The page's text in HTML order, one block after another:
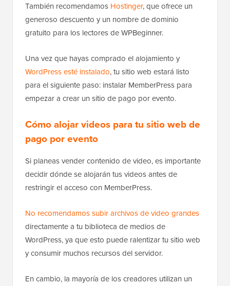
También recomendamos Hostinger, que ofrece un
generoso descuento y un nombre de dominio
gratuito para los lectores de WPBeginner.
Una vez que hayas comprado el alojamiento y
WordPress esté instalado, tu sitio web estará listo
para el siguiente paso: instalar MemberPress para
empezar a crear un sitio de pago por evento.
Cómo alojar videos para tu sitio web de
pago por evento
Si planeas vender contenido de video, es importante
decidir dónde se alojarán tus videos antes de
restringir el acceso con MemberPress.
No recomendamos subir archivos de video grandes
directamente a tu biblioteca de medios de
WordPress, ya que esto puede ralentizar tu sitio web
y consumir muchos recursos del servidor.
En cambio, la mayoría de los creadores utilizan un